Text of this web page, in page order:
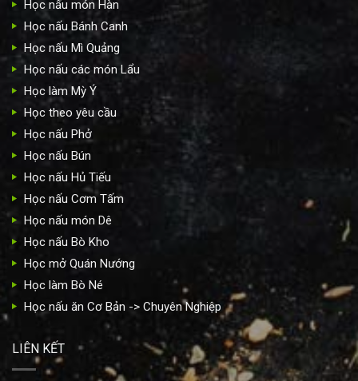
Học nấu món Hàn
Học nấu Bánh Canh
Học nấu Mì Quảng
Học nấu các món Lẩu
Học làm Mỳ Ý
Học theo yêu cầu
Học nấu Phở
Học nấu Bún
Học nấu Hủ Tiếu
Học nấu Cơm Tấm
Học nấu món Dê
Học nấu Bò Kho
Học mở Quán Nướng
Học làm Bò Né
Học nấu ăn Cơ Bản -> Chuyên Nghiệp
LIÊN KẾT